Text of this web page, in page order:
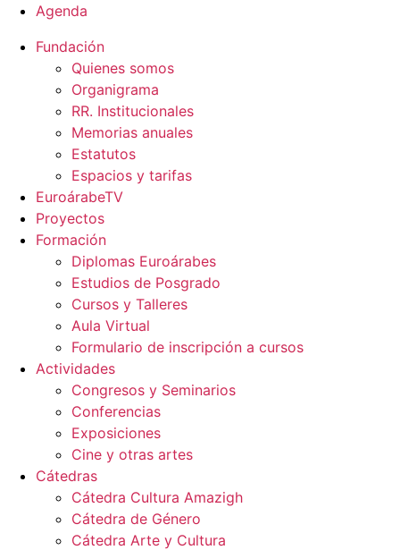
Agenda
Fundación
Quienes somos
Organigrama
RR. Institucionales
Memorias anuales
Estatutos
Espacios y tarifas
EuroárabeTV
Proyectos
Formación
Diplomas Euroárabes
Estudios de Posgrado
Cursos y Talleres
Aula Virtual
Formulario de inscripción a cursos
Actividades
Congresos y Seminarios
Conferencias
Exposiciones
Cine y otras artes
Cátedras
Cátedra Cultura Amazigh
Cátedra de Género
Cátedra Arte y Cultura